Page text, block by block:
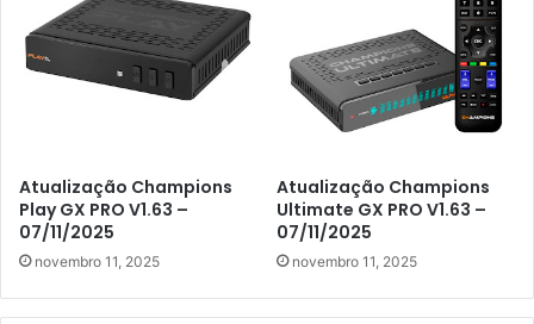
Atualização Champions
Play GX PRO V1.63 –
07/11/2025
novembro 11, 2025
Atualização Champions
Ultimate GX PRO V1.63 –
07/11/2025
novembro 11, 2025